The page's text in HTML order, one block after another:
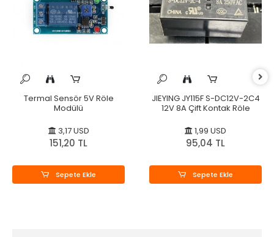
Termal Sensör 5V Röle
Modülü
3,17 USD
151,20 TL
Sepete Ekle
JIEYING JY115F S-DC12V-2C4
12V 8A Çift Kontak Röle
1,99 USD
95,04 TL
Sepete Ekle